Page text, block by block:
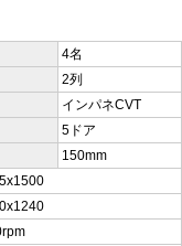
4名
2列
インパネCVT
5ドア
150mm